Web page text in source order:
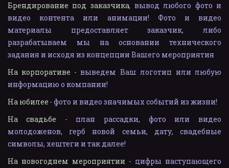
Брендирование под заказчика, вывод любого фото и
видео контента или анимации! Фото и видео
материалы предоставляет заказчик, либо
разрабатываем мы на основании технического
задания и исходя из концепции Вашего мероприятия
На корпоративе - выведем Ваш логотип или любую
информацию о компании!
На юбилее - фото и видео значимых событий из жизни!
На свадьбе - план рассадки, фото или видео
молодоженов, герб новой семьи, дату, свадебные
символы, хештеги и так далее!
На новогоднем мероприятии - цифры наступающего